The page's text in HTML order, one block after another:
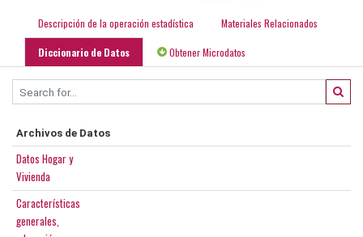
Descripción de la operación estadística Materiales Relacionados
Diccionario de Datos Obtener Microdatos
Archivos de Datos
Datos Hogar y
Vivienda
Características
generales,